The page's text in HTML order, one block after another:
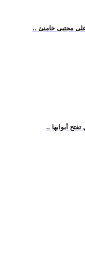
مجتبى خامنئ
أبوابها